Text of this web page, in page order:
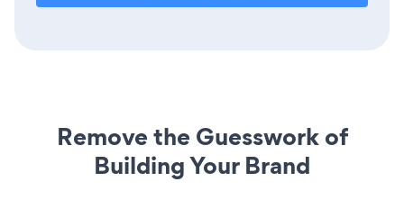
Remove the Guesswork of
Building Your Brand